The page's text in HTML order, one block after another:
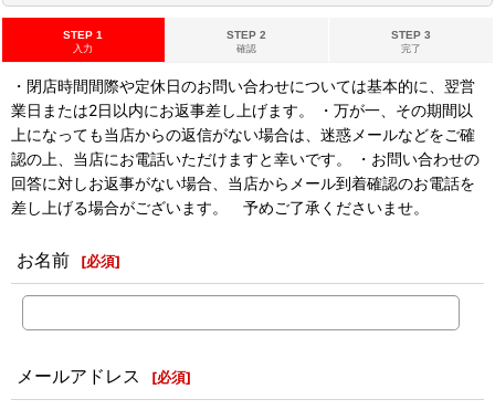
STEP 1
入力
STEP 2
確認
STEP 3
完了
・閉店時間間際や定休日のお問い合わせについては基本的に、翌営
業日または2日以内にお返事差し上げます。 ・万が一、その期間以
上になっても当店からの返信がない場合は、迷惑メールなどをご確
認の上、当店にお電話いただけますと幸いです。 ・お問い合わせの
回答に対しお返事がない場合、当店からメール到着確認のお電話を
差し上げる場合がございます。 予めご了承くださいませ。
お名前 [必須]
メールアドレス [必須]